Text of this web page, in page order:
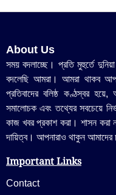
About Us
সময় বদলাচ্ছে। প্রতি মুহুর্তে
বদলেছি আমরা। আমরা থাকব
প্রতিবাদের বলিষ্ঠ কণ্ঠস্বর
সমালোচক এবং তথ্যের সবচেয়ে
কাজ খবর প্রকাশ করা। শাসন করা
দায়িত্ব। আপনারাও থাকুন আমাদের
Important Links
Contact